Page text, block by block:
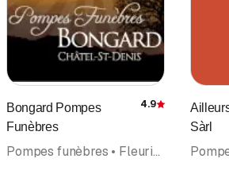
Bongard Pompes
Funèbres
Évaluation
4.9
Pompes funèbres • Fleuriste • Magasins de Fleurs • Funérailles • Inhumation • Crématoire • Accompagnement de Deuil • Cercueils • Conseil en Prévoyance
Sàrl